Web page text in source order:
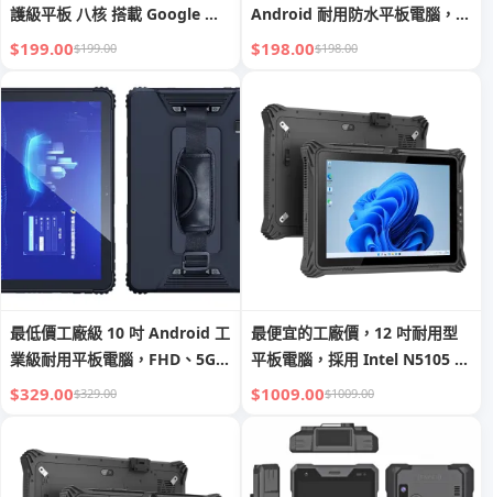
護級平板 八核 搭載 Google 移
動服務GMS 二維條碼掃描器、
口、RFID 防護級平板電腦
$199.00$199.00
Android 耐用防水平板電腦，具
GMS、NFC、FBI 指紋識別、
$198.00$198.00
最低價工廠級 10 吋 Android 工
業級耐用平板電腦，FHD、5G、
USB 3.0，具 NFC、指紋識別、
$329.00$329.00
最便宜的工廠價，12 吋耐用型
平板電腦，採用 Intel N5105 處
理器，搭載 Windows 11，具
車載支架
$1009.00$1009.00